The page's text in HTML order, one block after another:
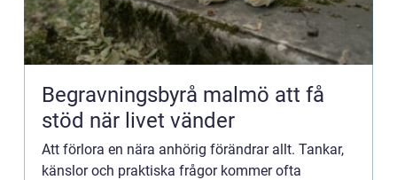
Begravningsbyrå malmö att få
stöd när livet vänder
Att förlora en nära anhörig förändrar allt. Tankar,
känslor och praktiska frågor kommer ofta